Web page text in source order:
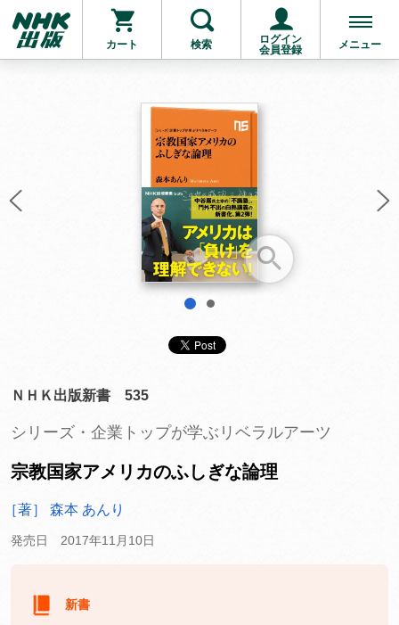
カート 検索
ログイン
会員登録
メニュー
他にも商品を買う
1
ＮＨＫ出版新書 535
シリーズ・企業トップが学ぶリベラルアーツ
宗教国家アメリカのふしぎな論理
［著］ 森本 あんり
発売日 2017年11月10日
新書